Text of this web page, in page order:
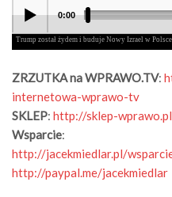
ZRZUTKA na WPRAWO.TV:
internetowa-wprawo-tv
SKLEP: http://sklep-wprawo.pl
Wsparcie:
http://jacekmiedlar.pl/
http://paypal.me/jacekmiedlar